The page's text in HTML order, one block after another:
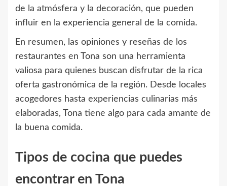
de la atmósfera y la decoración, que pueden
influir en la experiencia general de la comida.
En resumen, las opiniones y reseñas de los
restaurantes en Tona son una herramienta
valiosa para quienes buscan disfrutar de la rica
oferta gastronómica de la región. Desde locales
acogedores hasta experiencias culinarias más
elaboradas, Tona tiene algo para cada amante de
la buena comida.
Tipos de cocina que puedes
encontrar en Tona